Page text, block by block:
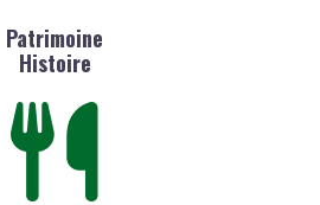
Patrimoine
Histoire